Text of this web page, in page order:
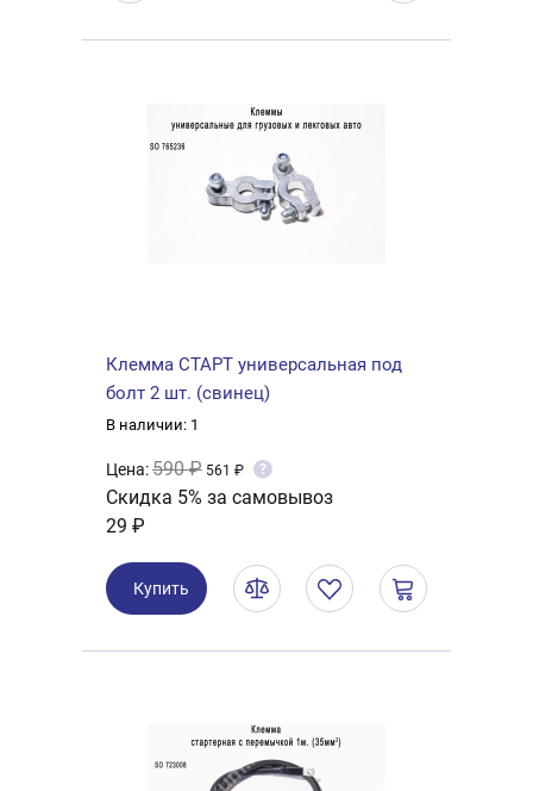
Клемма СТАРТ универсальная под
болт 2 шт. (свинец)
В наличии: 1
Цена:590 ₽ 561 ₽ ?
Скидка 5% за самовывоз
29 ₽
Купить